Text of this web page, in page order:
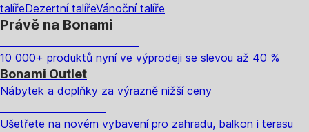
talířeDezertní talířeVánoční talíře
Právě na Bonami
10 000+ produktů nyní ve výprodeji se slevou až 40 %
Bonami Outlet
Nábytek a doplňky za výrazně nižší ceny
Ušetřete na novém vybavení pro zahradu, balkon i terasu